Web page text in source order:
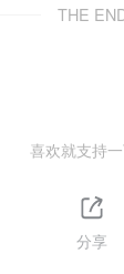
THE
喜欢就支持
分享